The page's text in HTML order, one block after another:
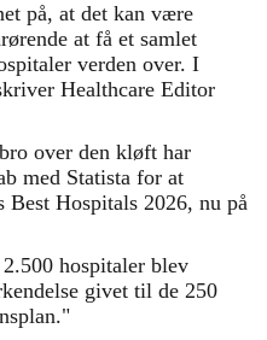
på, at det kan være
at få et samlet
verden over. I
Healthcare Editor
over den kløft har
med Statista for at
Best Hospitals 2026, nu på
hospitaler blev
givet til de 250